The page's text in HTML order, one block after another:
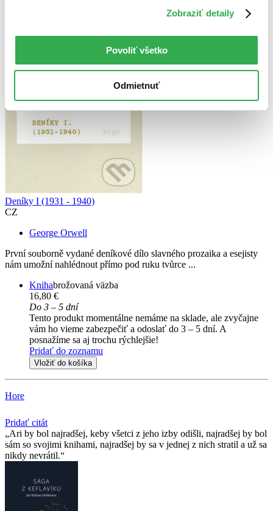
Zobraziť detaily
Povoliť všetko
Odmietnuť
Deníky I (1931 - 1940)
CZ
George Orwell
První souborně vydané deníkové dílo slavného prozaika a esejisty
nám umožní nahlédnout přímo pod ruku tvůrce ...
Knihabrožovaná väzba
16,80 €
Do 3 – 5 dní
Tento produkt momentálne nemáme na sklade, ale zvyčajne
vám ho vieme zabezpečiť a odoslať do 3 – 5 dní. A
posnažíme sa aj trochu rýchlejšie!
Pridať do zoznamu
Vložiť do košíka
Hore
Pridať citát
Ari by bol najradšej, keby všetci z jeho izby odišli, najradšej by bol
sám so svojimi knihami, najradšej by sa v jednej z nich stratil a už sa
nikdy nevrátil.